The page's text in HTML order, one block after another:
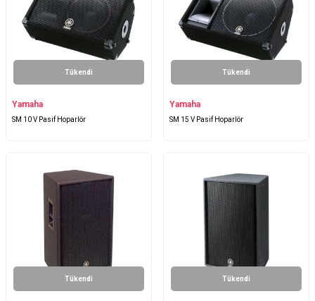
Tükendi
Yamaha
SM 10 V Pasif Hoparlör
Tükendi
Yamaha
SM 15 V Pasif Hoparlör
Tükendi Tükendi